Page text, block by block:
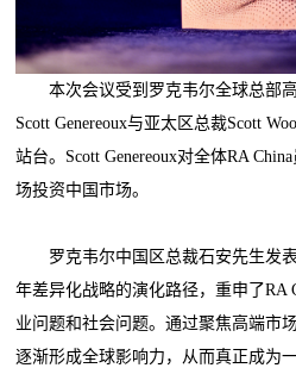
本次会议受到罗克韦尔全球总部高
Scott Genereoux与亚太区总裁Scott
站台。Scott Genereoux对全体RA
场投资中国市场。
罗克韦尔中国区总裁石安先生发表
年差异化战略的演化路径，重申了RA
业问题和社会问题。通过聚焦高端市
逐渐形成全球影响力，从而真正成为